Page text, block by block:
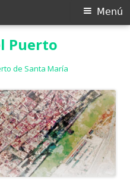
Puerto
de Santa María
Menú